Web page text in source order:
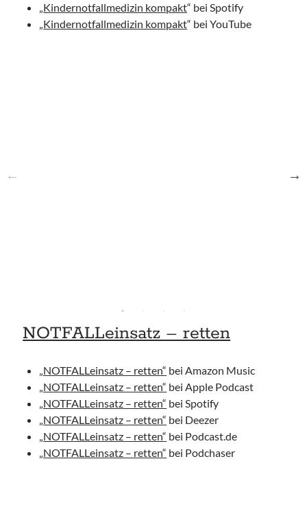
„Kindernotfallmedizin kompakt“ bei Spotify
„Kindernotfallmedizin kompakt“ bei YouTube
NOTFALLeinsatz – retten
„NOTFALLeinsatz – retten“ bei Amazon Music
„NOTFALLeinsatz – retten“ bei Apple Podcast
„NOTFALLeinsatz – retten“ bei Spotify
„NOTFALLeinsatz – retten“ bei Deezer
„NOTFALLeinsatz – retten“ bei Podcast.de
„NOTFALLeinsatz – retten“ bei Podchaser